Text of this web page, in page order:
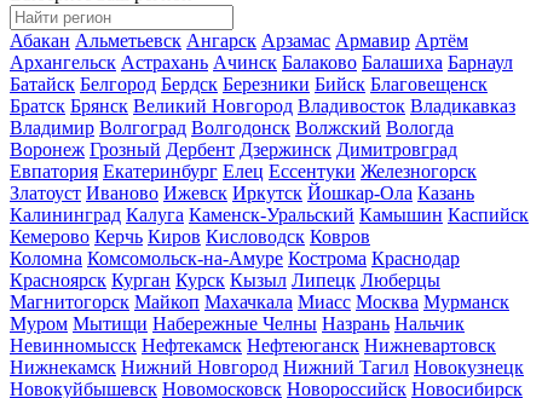
Абакан Альметьевск Ангарск Арзамас Армавир Артём
Архангельск Астрахань Ачинск Балаково Балашиха Барнаул
Батайск Белгород Бердск Березники Бийск Благовещенск
Братск Брянск Великий Новгород Владивосток Владикавказ
Владимир Волгоград Волгодонск Волжский Вологда
Воронеж Грозный Дербент Дзержинск Димитровград
Евпатория Екатеринбург Елец Ессентуки Железногорск
Златоуст Иваново Ижевск Иркутск Йошкар-Ола Казань
Калининград Калуга Каменск-Уральский Камышин Каспийск
Кемерово Керчь Киров Кисловодск Ковров
Коломна Комсомольск-на-Амуре Кострома Краснодар
Красноярск Курган Курск Кызыл Липецк Люберцы
Магнитогорск Майкоп Махачкала Миасс Москва Мурманск
Муром Мытищи Набережные Челны Назрань Нальчик
Невинномысск Нефтекамск Нефтеюганск Нижневартовск
Нижнекамск Нижний Новгород Нижний Тагил Новокузнецк
Новокуйбышевск Новомосковск Новороссийск Новосибирск